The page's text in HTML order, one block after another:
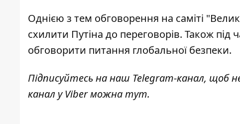
Однією з тем обговорення на саміті
схилити Путіна до переговорів. Також під
обговорити питання глобальної безпеки.
Підписуйтесь на наш Telegram-канал, щоб
канал у Viber можнатут.